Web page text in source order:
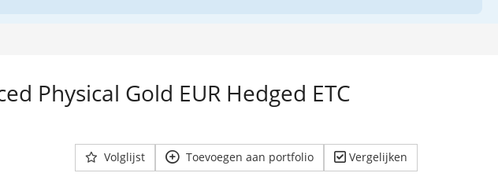
Physical Gold EUR Hedged ETC
Volglijst Toevoegen aan portfolio Vergelijken